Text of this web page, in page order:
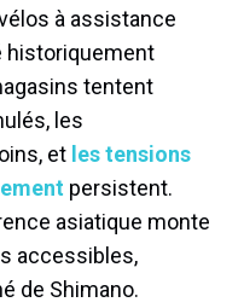
à assistance
historiquement
tentent
les
et les tensions
persistent.
asiatique monte
accessibles,
de Shimano.